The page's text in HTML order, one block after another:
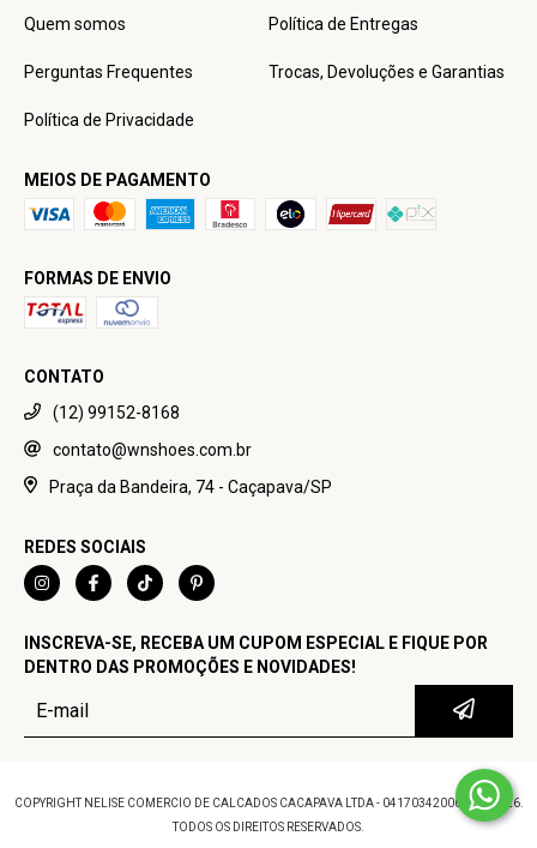
Quem somos Política de Entregas
Perguntas Frequentes Trocas, Devoluções e Garantias
Política de Privacidade
MEIOS DE PAGAMENTO
FORMAS DE ENVIO
CONTATO
(12) 99152-8168
contato@wnshoes.com.br
Praça da Bandeira, 74 - Caçapava/SP
REDES SOCIAIS
INSCREVA-SE, RECEBA UM CUPOM ESPECIAL E FIQUE POR
DENTRO DAS PROMOÇÕES E NOVIDADES!
COPYRIGHT NELISE COMERCIO DE CALCADOS CACAPAVA LTDA - 04170342000100 - 2026.
TODOS OS DIREITOS RESERVADOS.